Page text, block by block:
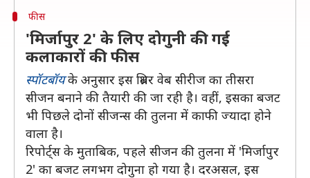
फीस
'मिर्जापुर 2' के लिए दोगुनी की गई
कलाकारों की फीस
स्पॉटबॉयके अनुसार इस थ्रिलर वेब सीरीज का तीसरा
सीजन बनाने की तैयारी की जा रही है। वहीं, इसका बजट
भी पिछले दोनों सीजन्स की तुलना में काफी ज्यादा होने
वाला है।
रिपोर्ट्स के मुताबिक, पहले सीजन की तुलना में 'मिर्जापुर
2' का बजट लगभग दोगुना हो गया है। दरअसल, इस